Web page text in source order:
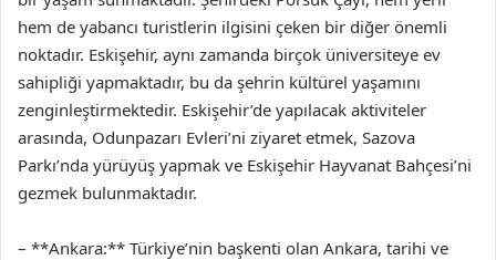
hem de yabancı turistlerin ilgisini çeken bir diğer önemli
noktadır. Eskişehir, aynı zamanda birçok üniversiteye ev
sahipliği yapmaktadır, bu da şehrin kültürel yaşamını
zenginleştirmektedir. Eskişehir’de yapılacak aktiviteler
arasında, Odunpazarı Evleri’ni ziyaret etmek, Sazova
Parkı’nda yürüyüş yapmak ve Eskişehir Hayvanat Bahçesi’ni
gezmek bulunmaktadır.
– **Ankara:** Türkiye’nin başkenti olan Ankara, tarihi ve